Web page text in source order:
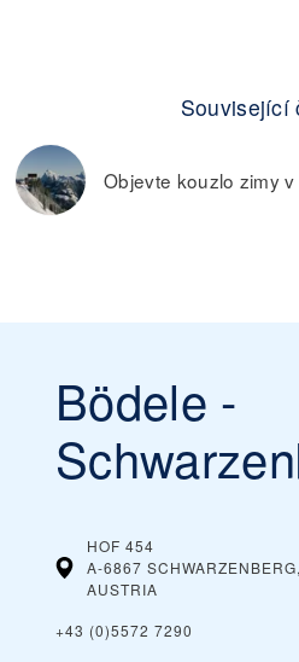
Související
Objevte kouzlo zimy
Bödele -
HOF 454
A-6867
AUSTRIA
+43 (0)5572 7290